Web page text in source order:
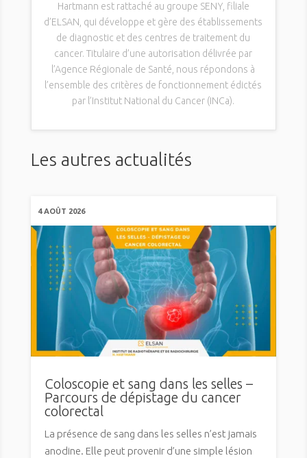
Hartmann est rattaché au groupe SENY, filiale
d’ELSAN, qui développe et gère des établissements
de diagnostic et des centres de traitement du
cancer. Titulaire d’une autorisation délivrée par
l’Agence Régionale de Santé, nous répondons à
l’ensemble des critères de fonctionnement édictés
par l’Institut National du Cancer (INCa).
Les autres actualités
4 AOÛT 2026
Coloscopie et sang dans les selles –
Parcours de dépistage du cancer
colorectal
La présence de sang dans les selles n’est jamais
anodine. Elle peut provenir d’une simple lésion